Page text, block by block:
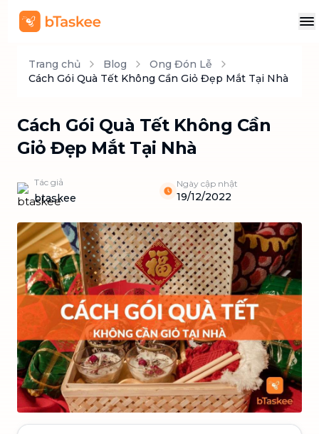
Trang chủ Blog
Ong Đón Lễ
Cách Gói Quà Tết Không Cần Giỏ Đẹp Mắt Tại Nhà
Cách Gói Quà Tết Không Cần
Giỏ Đẹp Mắt Tại Nhà
Tác giả
btaskee
Ngày cập nhật
19/12/2022